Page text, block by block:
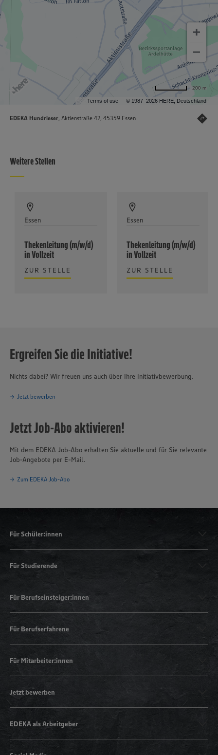
Terms of use © 1987–2026 HERE, Deutschland
200 m
EDEKA Hundrieser, Aktienstraße 42, 45359 Essen
Weitere Stellen
Essen
Thekenleitung (m/w/d)
in Vollzeit
ZUR STELLE
Essen
Thekenleitung (m/w/d)
in Vollzeit
ZUR STELLE
Ergreifen Sie die Initiative!
Nichts dabei? Wir freuen uns auch über Ihre Initiativbewerbung.
Jetzt bewerben
Jetzt Job-Abo aktivieren!
Mit dem EDEKA Job-Abo erhalten Sie aktuelle und für Sie relevante
Job-Angebote per E-Mail.
Zum EDEKA Job-Abo
Für Schüler:innen
Für Studierende
Für Berufseinsteiger:innen
Für Berufserfahrene
Für Mitarbeiter:innen
Jetzt bewerben
EDEKA als Arbeitgeber